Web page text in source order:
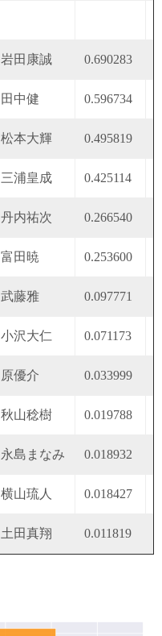
岩田康誠 0.690283
田中健 0.596734
松本大輝 0.495819
三浦皇成 0.425114
丹内祐次 0.266540
富田暁 0.253600
武藤雅 0.097771
小沢大仁 0.071173
原優介 0.033999
秋山稔樹 0.019788
永島まなみ 0.018932
横山琉人 0.018427
土田真翔 0.011819